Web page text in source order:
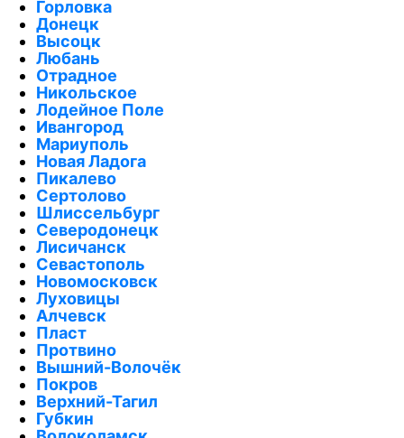
Горловка
Донецк
Высоцк
Любань
Отрадное
Никольское
Лодейное Поле
Ивангород
Мариуполь
Новая Ладога
Пикалево
Сертолово
Шлиссельбург
Северодонецк
Лисичанск
Севастополь
Новомосковск
Луховицы
Алчевск
Пласт
Протвино
Вышний-Волочёк
Покров
Верхний-Тагил
Губкин